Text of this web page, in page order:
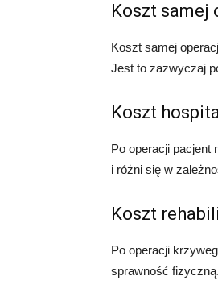
Koszt samej
Koszt samej
Jest to zazwyczaj
Koszt
Po operacji pacjent
i różni się w
Koszt
Po operacji
sprawność